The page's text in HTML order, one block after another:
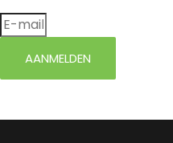
AANMELDEN